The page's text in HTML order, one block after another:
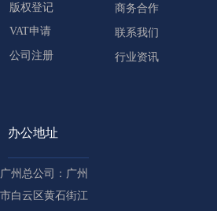
版权登记
VAT申请
公司注册
商务合作
联系我们
行业资讯
办公地址
广州总公司：广州
市白云区黄石街江